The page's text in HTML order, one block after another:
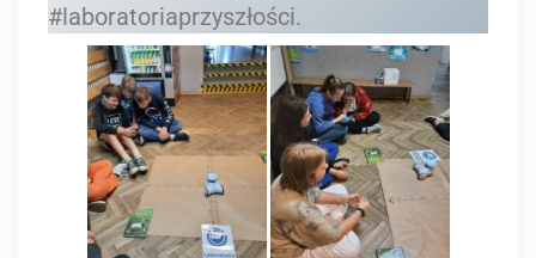
#laboratoriaprzyszłości.